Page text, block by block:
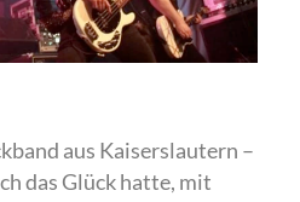
aus Kaiserslautern –
das Glück hatte, mit